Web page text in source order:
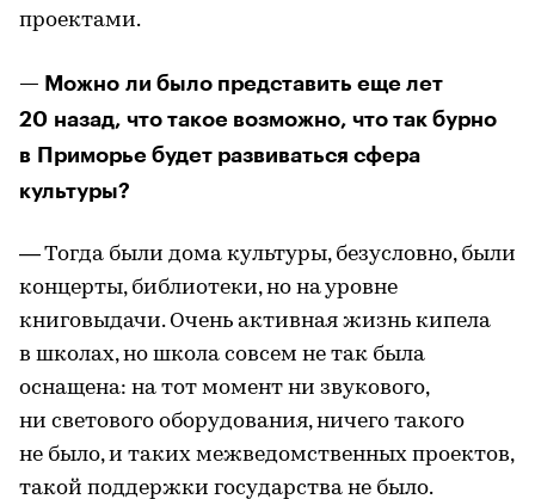
проектами.
— Можно ли было представить еще лет
20 назад, что такое возможно, что так бурно
в Приморье будет развиваться сфера
культуры?
— Тогда были дома культуры, безусловно, были
концерты, библиотеки, но на уровне
книговыдачи. Очень активная жизнь кипела
в школах, но школа совсем не так была
оснащена: на тот момент ни звукового,
ни светового оборудования, ничего такого
не было, и таких межведомственных проектов,
такой поддержки государства не было.